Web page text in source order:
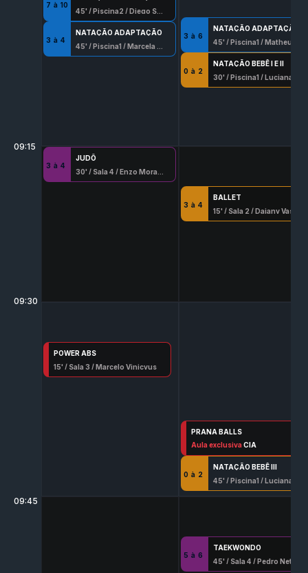
09:15
09:30
09:45
7 à 10
45' /Piscina2 /Diego Soares Batista
NATAÇÃO ADAPTAÇÃO
3 à 4
45' /Piscina1 /Marcela Dada
JUDÔ
3 à 4
30' / Sala 4 /Enzo Moraes Alves
POWER ABS
15' / Sala 3 /Marcelo Vinicyus
NATAÇÃO ADAPTAÇÃO
3 à 6
45' /Piscina1 /Matheus Barros Santana
NATAÇÃO BEBÊ I E II
0 à 2
30' /Piscina1 /Luciana Beserra
BALLET
3 à 4
15' / Sala 2 /Daiany Vasconcellos Serafim
PRANA BALLS
45' /Sala 3/Mariana Zaitune
Aula exclusivaCIA
NATAÇÃO BEBÊ III
0 à 2
45' /Piscina1 /Luciana Beserra
TAEKWONDO
5 à 6
45' / Sala 4 /Pedro Neto